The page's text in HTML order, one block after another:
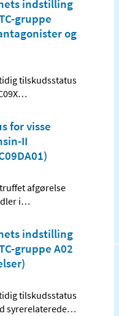
indstilling
gruppe
og
tilskudsstatus
…
for visse
II
afgørelse
i…
indstilling
gruppe A02
tilskudsstatus
syrerelaterede…